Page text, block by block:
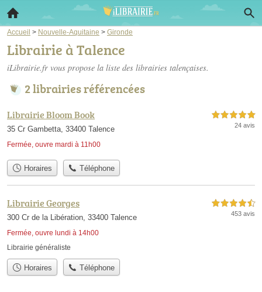
Accueil > Nouvelle-Aquitaine > Gironde
Librairie à Talence
iLibrairie.fr vous propose la liste des librairies talençaises.
2 librairies référencées
Librairie Bloom Book
35 Cr Gambetta, 33400 Talence
Fermée, ouvre mardi à 11h00
5,0 étoiles sur 5
24 avis
Horaires Téléphone
Librairie Georges
300 Cr de la Libération, 33400 Talence
Fermée, ouvre lundi à 14h00
4,5 étoiles sur 5
453 avis
Librairie généraliste
Horaires Téléphone